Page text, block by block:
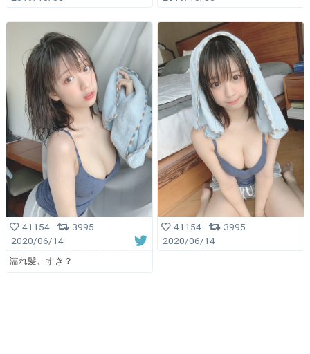
41154
3995
2020/06/14
濡れ髪、すき？
41154
3995
2020/06/14